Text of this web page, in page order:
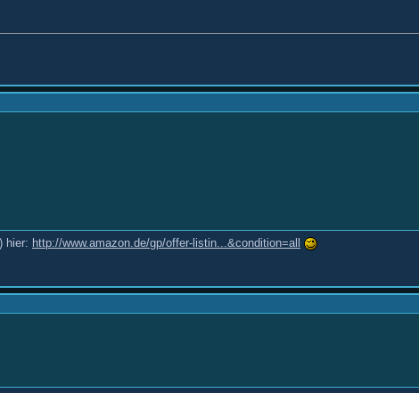
hier: http://www.amazon.de/gp/offer-listin...&condition=all